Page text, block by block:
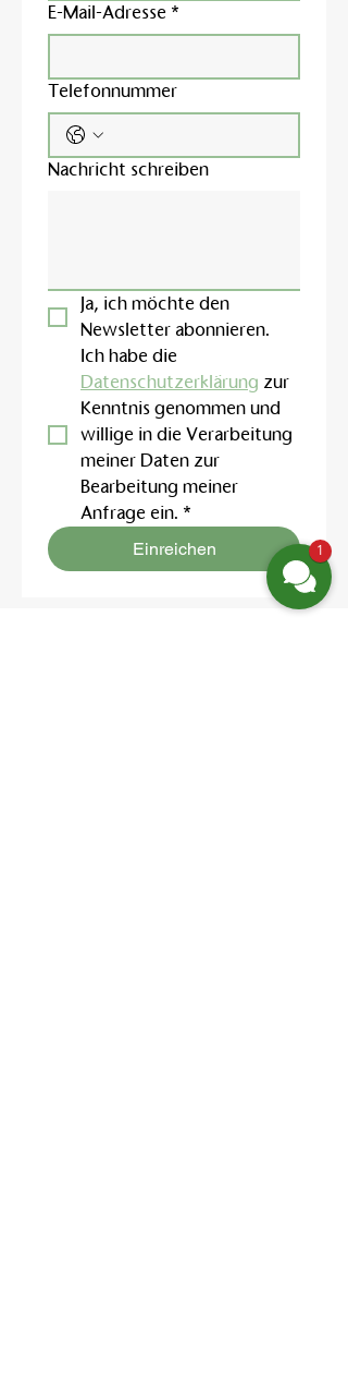
E-Mail-Adresse *
Telefonnummer
Nachricht schreiben
Ja, ich möchte den
Newsletter abonnieren.
Datenschutzerklärung zur
Kenntnis genommen und
willige in die Verarbeitung
meiner Daten zur
Bearbeitung meiner
Anfrage ein. *
Einreichen 1